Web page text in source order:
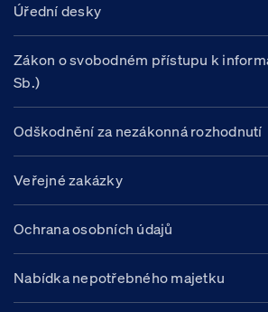
Úřední desky
Zákon o svobodném přístupu k
Sb.)
Odškodnění za nezákonná rozhodnutí
Veřejné zakázky
Ochrana osobních údajů
Nabídka nepotřebného majetku